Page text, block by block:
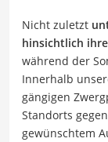
Nicht zuletzt
hinsichtlich
während der
Innerhalb
gängigen
Standorts
gewünschtem